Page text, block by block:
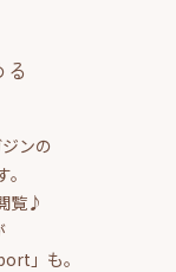
ンの
覧♪
」も。